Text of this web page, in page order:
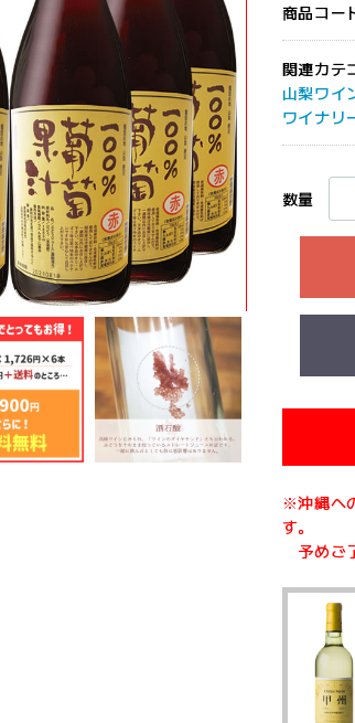
商品コー
関連カテ
山梨ワイ
ワイナリ
数量
※沖縄へ
す。
予めご